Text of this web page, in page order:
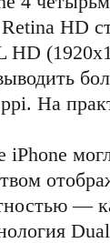
Retina HD
На
—